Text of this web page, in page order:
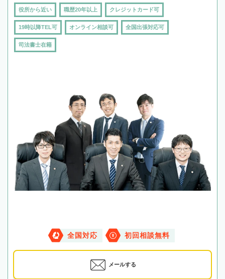
役所から近い 職歴20年以上 クレジットカード可
19時以降TEL可 オンライン相談可 全国出張対応可
司法書士在籍
全国対応 初回相談無料
メールする